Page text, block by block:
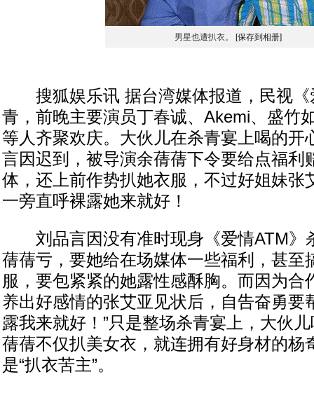
男星也遭扒衣。 [保存到相册]
搜狐娱乐讯 据台湾媒体报道，民视《
青，前晚主要演员丁春诚、Akemi、盛竹
等人齐聚欢庆。大伙儿在杀青宴上喝的开
言因迟到，被导演余蒨蒨下令要给点福利
体，还上前作势扒她衣服，不过好姐妹张
一旁直呼裸露她来就好！
刘品言因没有准时现身《爱情ATM》
蒨蒨亏，要她给在场媒体一些福利，甚至
服，要包紧紧的她露性感酥胸。而因为合
养出好感情的张艾亚见状后，自告奋勇要
露我来就好！”只是整场杀青宴上，大伙
蒨蒨不仅扒美女衣，就连拥有好身材的杨
是“扒衣苦主”。